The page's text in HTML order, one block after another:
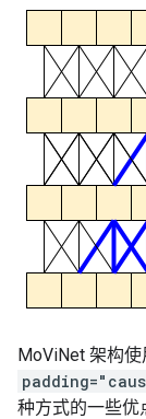
MoViNet 架构使
种方式的一些优